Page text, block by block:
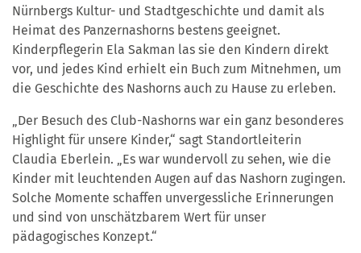
Nürnbergs Kultur- und Stadtgeschichte und damit als
Heimat des Panzernashorns bestens geeignet.
Kinderpflegerin Ela Sakman las sie den Kindern direkt
vor, und jedes Kind erhielt ein Buch zum Mitnehmen, um
die Geschichte des Nashorns auch zu Hause zu erleben.
„Der Besuch des Club-Nashorns war ein ganz besonderes
Highlight für unsere Kinder,“ sagt Standortleiterin
Claudia Eberlein. „Es war wundervoll zu sehen, wie die
Kinder mit leuchtenden Augen auf das Nashorn zugingen.
Solche Momente schaffen unvergessliche Erinnerungen
und sind von unschätzbarem Wert für unser
pädagogisches Konzept.“